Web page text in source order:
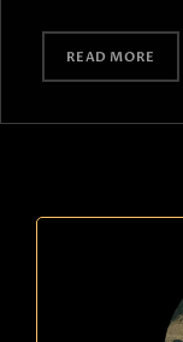
READ MORE